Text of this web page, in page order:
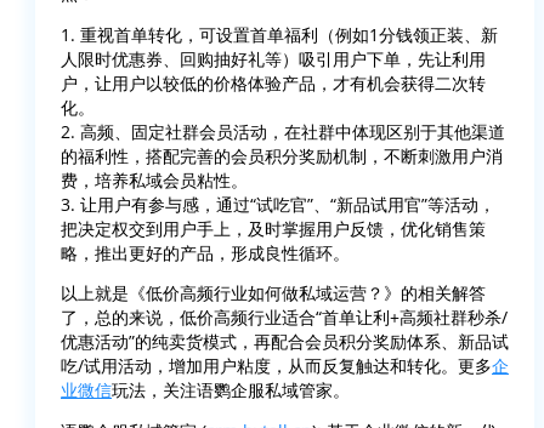
1. 重视首单转化，可设置首单福利（例如1分钱领正装、新
人限时优惠券、回购抽好礼等）吸引用户下单，先让利用
户，让用户以较低的价格体验产品，才有机会获得二次转
化。
2. 高频、固定社群会员活动，在社群中体现区别于其他渠道
的福利性，搭配完善的会员积分奖励机制，不断刺激用户消
费，培养私域会员粘性。
3. 让用户有参与感，通过“试吃官”、“新品试用官”等活动，
把决定权交到用户手上，及时掌握用户反馈，优化销售策
略，推出更好的产品，形成良性循环。
以上就是《低价高频行业如何做私域运营？》的相关解答
了，总的来说，低价高频行业适合“首单让利+高频社群秒杀/
优惠活动”的纯卖货模式，再配合会员积分奖励体系、新品试
吃/试用活动，增加用户粘度，从而反复触达和转化。更多企
业微信玩法，关注语鹦企服私域管家。